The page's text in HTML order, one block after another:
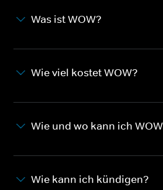
Was ist WOW?
Wie viel kostet WOW?
Wie und wo kann ich
Wie kann ich kündigen?